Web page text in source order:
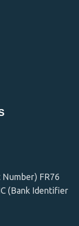
FR76
(Bank Identifier